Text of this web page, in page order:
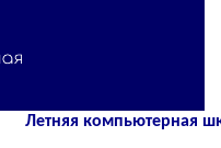
Летняя компьютерная